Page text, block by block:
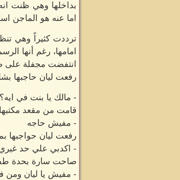
بداخلها وهي ظنت
اما عنه هو الماجن
ترددت كثيراً وهي
امامها، رغم أنها
انتفضت مجفلة على
رفعت ليان حاجبها
- مالك يا بنت في ايه؟
قامت من مقعد
- مفيش حاجه
رفعت ليان حواجبها
- اكدبي علي حد
صاحت سارة بحدة
- مفيش يا ليان ومن